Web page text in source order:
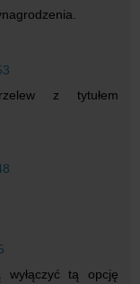
z tytułem
tą opcję